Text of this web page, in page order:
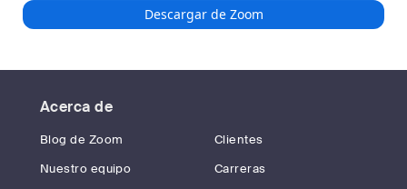
Descargar de Zoom
Acerca de
Blog de Zoom
Clientes
Nuestro equipo
Carreras